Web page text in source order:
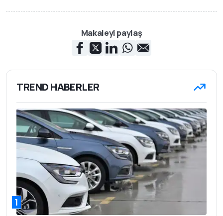
Makaleyi paylaş
TREND HABERLER
1